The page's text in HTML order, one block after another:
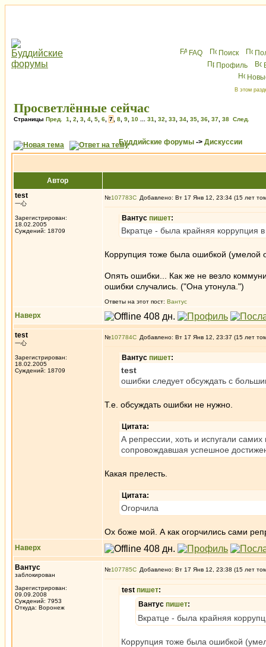
FAQ Поиск
Профиль
В этом
Просветлённые сейчас
Страницы Пред. 1 2 3 4 5 6 7 8 9 10 31 32 33 34 35 36 37 38 След.
Буддийские форумы -> Дискуссии
Автор
test
一心
Зарегистрирован:
18.02.2005
Суждений: 18709
№107783 Добавлено: Вт 17 Янв 12, 23:34 (15 лет
Вантус пишет:
Вкратце - была крайняя коррупция
Коррупция тоже была ошибкой (умелой
Опять ошибки... Как же не везло
ошибки случались. ("Она утонула.")
Ответы на этот пост: Вантус
Наверх
test
一心
Зарегистрирован:
18.02.2005
Суждений: 18709
№107784 Добавлено: Вт 17 Янв 12, 23:37 (15 лет
Вантус пишет:
test
ошибки следует обсуждать с
Т.е. обсуждать ошибки не нужно.
Цитата:
А репрессии, хоть и испугали
сопровождавшая успешное
Какая прелесть.
Цитата:
Огорчила
Ох боже мой. А как огорчились сами
Наверх
Вантус
заблокирован
Зарегистрирован:
09.09.2008
Суждений: 7953
Откуда: Воронеж
№107785 Добавлено: Вт 17 Янв 12, 23:38 (15 лет
test пишет:
Вантус пишет:
Вкратце - была крайняя
Коррупция тоже была ошибкой